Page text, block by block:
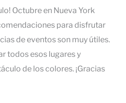
Octubre en Nueva York
para disfrutar
de eventos son muy útiles.
todos esos lugares y
de los colores. ¡Gracias